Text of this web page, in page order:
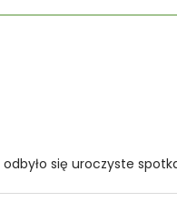
się uroczyste